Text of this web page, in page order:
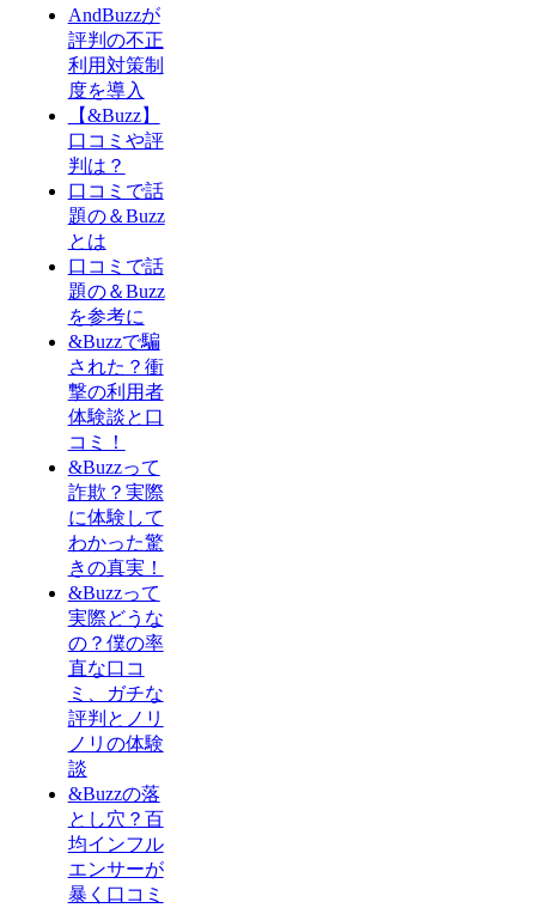
AndBuzzが
評判の不正
利用対策制
度を導入
【&Buzz】
口コミや評
判は？
口コミで話
題の＆Buzz
とは
口コミで話
題の＆Buzz
を参考に
&Buzzで騙
された？衝
撃の利用者
体験談と口
コミ！
&Buzzって
詐欺？実際
に体験して
わかった驚
きの真実！
&Buzzって
実際どうな
の？僕の率
直な口コ
ミ、ガチな
評判とノリ
ノリの体験
談
&Buzzの落
とし穴？百
均インフル
エンサーが
暴く口コミ